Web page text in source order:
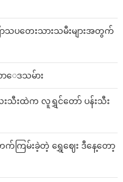
ာသပတေးသားသမီးများအတွက်
ာေဒသမ်ား
သီးထဲက လူရွှင်တော် ပန်းသီး
ကြမ်းခဲ့တဲ့ ရွှေဈေး ဒီနေ့တော့